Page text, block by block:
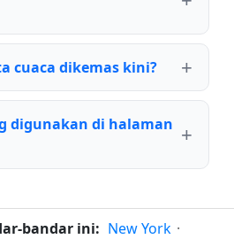
cuaca dikemas kini?
digunakan di halaman
bandar ini: New York ·